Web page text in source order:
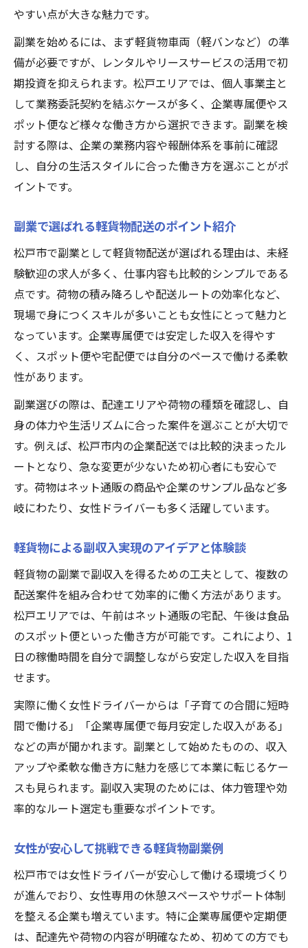
やすい点が大きな魅力です。
副業を始めるには、まず軽貨物車両（軽バンなど）の準
備が必要ですが、レンタルやリースサービスの活用で初
期投資を抑えられます。松戸エリアでは、個人事業主と
して業務委託契約を結ぶケースが多く、企業専属便やス
ポット便など様々な働き方から選択できます。副業を検
討する際は、企業の業務内容や報酬体系を事前に確認
し、自分の生活スタイルに合った働き方を選ぶことがポ
イントです。
副業で選ばれる軽貨物配送のポイント紹介
松戸市で副業として軽貨物配送が選ばれる理由は、未経
験歓迎の求人が多く、仕事内容も比較的シンプルである
点です。荷物の積み降ろしや配送ルートの効率化など、
現場で身につくスキルが多いことも女性にとって魅力と
なっています。企業専属便では安定した収入を得やす
く、スポット便や宅配便では自分のペースで働ける柔軟
性があります。
副業選びの際は、配達エリアや荷物の種類を確認し、自
身の体力や生活リズムに合った案件を選ぶことが大切で
す。例えば、松戸市内の企業配送では比較的決まったル
ートとなり、急な変更が少ないため初心者にも安心で
す。荷物はネット通販の商品や企業のサンプル品など多
岐にわたり、女性ドライバーも多く活躍しています。
軽貨物による副収入実現のアイデアと体験談
軽貨物の副業で副収入を得るための工夫として、複数の
配送案件を組み合わせて効率的に働く方法があります。
松戸エリアでは、午前はネット通販の宅配、午後は食品
のスポット便といった働き方が可能です。これにより、1
日の稼働時間を自分で調整しながら安定した収入を目指
せます。
実際に働く女性ドライバーからは「子育ての合間に短時
間で働ける」「企業専属便で毎月安定した収入がある」
などの声が聞かれます。副業として始めたものの、収入
アップや柔軟な働き方に魅力を感じて本業に転じるケー
スも見られます。副収入実現のためには、体力管理や効
率的なルート選定も重要なポイントです。
女性が安心して挑戦できる軽貨物副業例
松戸市では女性ドライバーが安心して働ける環境づくり
が進んでおり、女性専用の休憩スペースやサポート体制
を整える企業も増えています。特に企業専属便や定期便
は、配達先や荷物の内容が明確なため、初めての方でも